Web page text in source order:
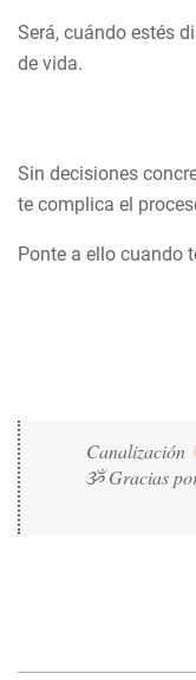
Será, cuándo estés
de vida.
Sin decisiones
te complica el
Ponte a ello cuando
Canalización
ૐ Gracias